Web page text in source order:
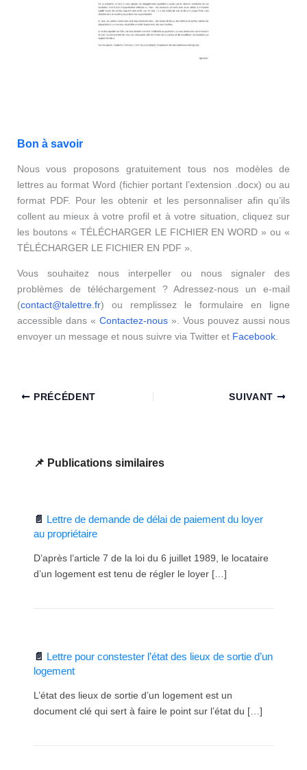
Bon à savoir
Nous vous proposons gratuitement tous nos modèles de
lettres au format Word (fichier portant l’extension .docx) ou au
format PDF. Pour les obtenir et les personnaliser afin qu’ils
collent au mieux à votre profil et à votre situation, cliquez sur
les boutons « TÉLÉCHARGER LE FICHIER EN WORD » ou «
TÉLÉCHARGER LE FICHIER EN PDF ».
Vous souhaitez nous interpeller ou nous signaler des
problèmes de téléchargement ? Adressez-nous un e-mail
(contact@talettre.fr) ou remplissez le formulaire en ligne
accessible dans « Contactez-nous». Vous pouvez aussi nous
envoyer un message et nous suivre via Twitter et Facebook.
PRÉCÉDENT SUIVANT
Publications similaires
Lettre de demande de délai de paiement du loyer
au propriétaire
D’après l’article 7 de la loi du 6 juillet 1989, le locataire
d’un logement est tenu de régler le loyer […]
Lettre pour constester l’état des lieux de sortie d’un
logement
L’état des lieux de sortie d’un logement est un
document clé qui sert à faire le point sur l’état du […]